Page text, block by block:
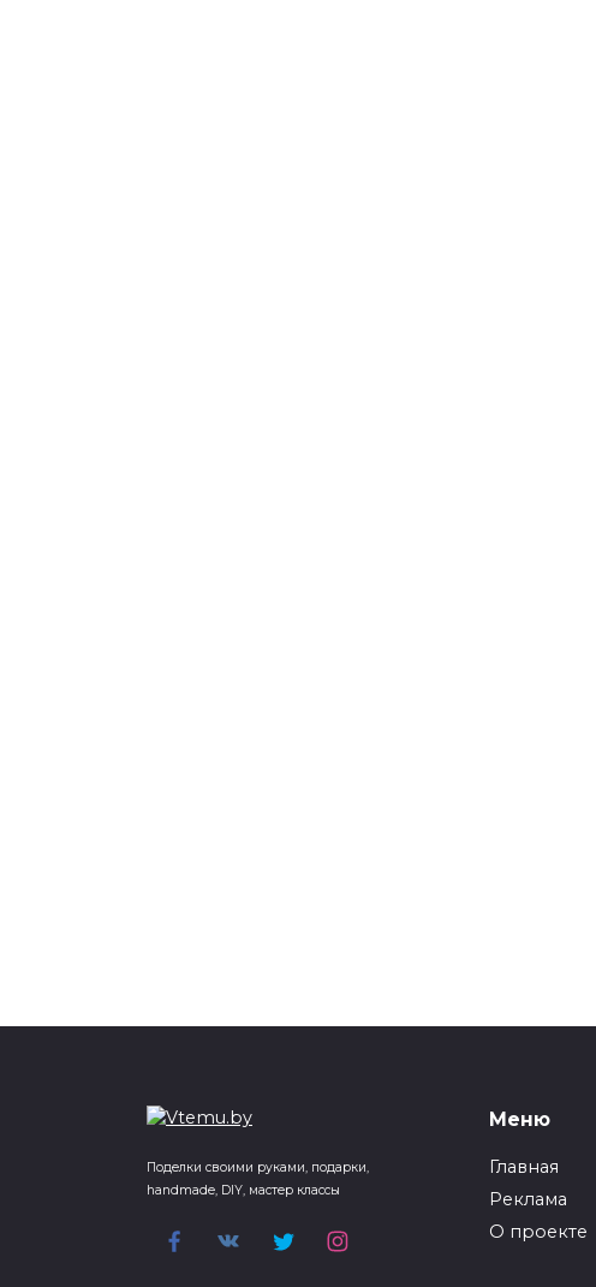
Поделки своими руками, подарки,
handmade, DIY, мастер классы
Меню
Главная
Реклама
О проекте